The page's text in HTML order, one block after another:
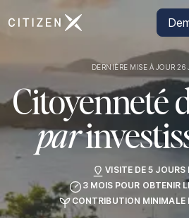
Aller à la page d'accueil de CitizenX
DERNIÈRE MISE À JOUR
Citoyenneté
par
VISITE DE 5 JOURS
3 MOIS POUR OBTENIR
CONTRIBUTION